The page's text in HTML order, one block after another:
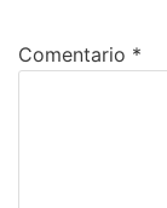
Comentario *